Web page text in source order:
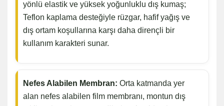
yönlü elastik ve yüksek yoğunluklu dış kumaş;
Teflon kaplama desteğiyle rüzgar, hafif yağış ve
dış ortam koşullarına karşı daha dirençli bir
kullanım karakteri sunar.
Nefes Alabilen Membran: Orta katmanda yer
alan nefes alabilen film membranı, montun dış